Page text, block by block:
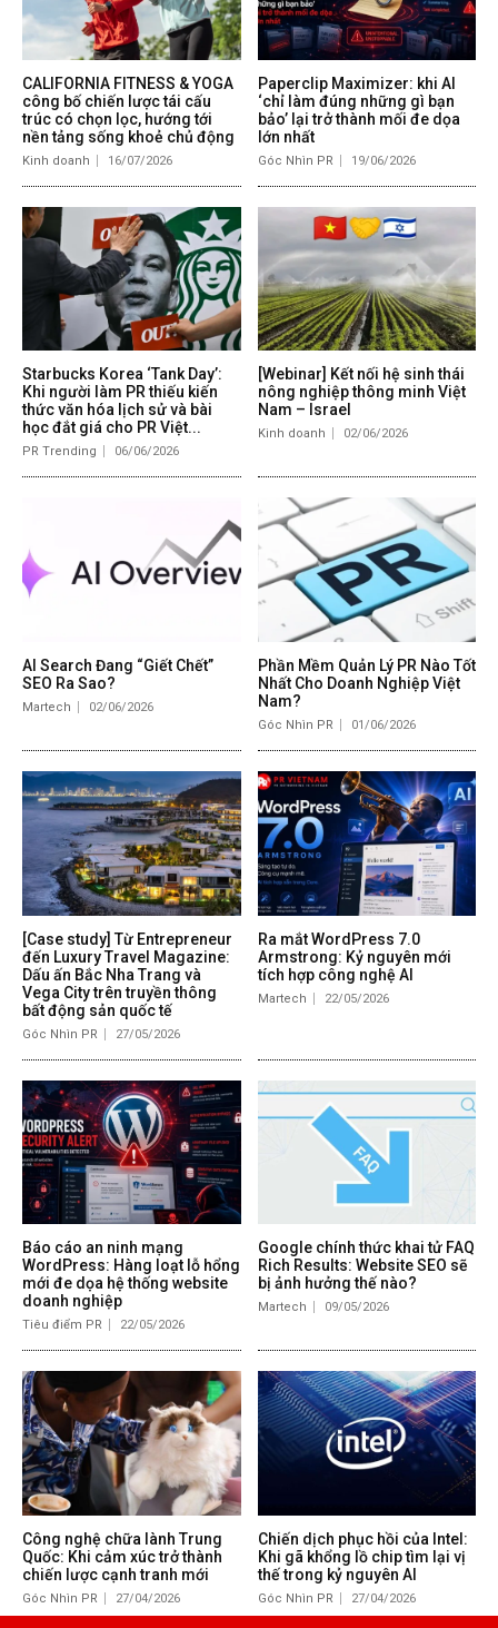
CALIFORNIA FITNESS & YOGA
công bố chiến lược tái cấu
trúc có chọn lọc, hướng tới
nền tảng sống khoẻ chủ động
Kinh doanh 16/07/2026
Paperclip Maximizer: khi AI
‘chỉ làm đúng những gì bạn
bảo’ lại trở thành mối đe dọa
lớn nhất
Góc Nhìn PR 19/06/2026
Starbucks Korea ‘Tank Day’:
Khi người làm PR thiếu kiến
thức văn hóa lịch sử và bài
học đắt giá cho PR Việt...
PR Trending 06/06/2026
[Webinar] Kết nối hệ sinh thái
nông nghiệp thông minh Việt
Nam – Israel
Kinh doanh 02/06/2026
AI Search Đang “Giết Chết”
SEO Ra Sao?
Martech 02/06/2026
Phần Mềm Quản Lý PR Nào Tốt
Nhất Cho Doanh Nghiệp Việt
Nam?
Góc Nhìn PR 01/06/2026
[Case study] Từ Entrepreneur
đến Luxury Travel Magazine:
Dấu ấn Bắc Nha Trang và
Vega City trên truyền thông
bất động sản quốc tế
Góc Nhìn PR 27/05/2026
Ra mắt WordPress 7.0
Armstrong: Kỷ nguyên mới
tích hợp công nghệ AI
Martech 22/05/2026
Báo cáo an ninh mạng
WordPress: Hàng loạt lỗ hổng
mới đe dọa hệ thống website
doanh nghiệp
Tiêu điểm PR 22/05/2026
Google chính thức khai tử FAQ
Rich Results: Website SEO sẽ
bị ảnh hưởng thế nào?
Martech 09/05/2026
Công nghệ chữa lành Trung
Quốc: Khi cảm xúc trở thành
chiến lược cạnh tranh mới
Góc Nhìn PR 27/04/2026
Chiến dịch phục hồi của Intel:
Khi gã khổng lồ chip tìm lại vị
thế trong kỷ nguyên AI
Góc Nhìn PR 27/04/2026